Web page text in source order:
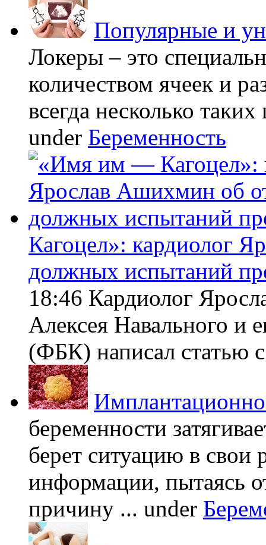
Популярные и
Локеры – это
количеством ячеек и
всегда несколько
under Беременность
Кагоцел»: кардиолог
должных испытаний
18:46 Кардиолог
Алексея Навального и
(ФБК) написал статью
беременности
берет ситуацию в свои
информации, пытаясь
причину ... under